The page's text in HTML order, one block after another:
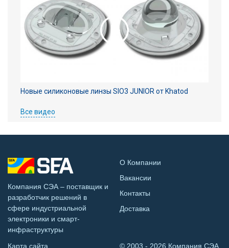
Новые силиконовые линзы SIO3 JUNIOR от Khatod
Все видео
Компания СЭА – поставщик и
разработчик решений в
сфере индустриальной
электроники и смарт-
инфраструктуры
О Компании
Вакансии
Контакты
Доставка
Карта сайта © 2003 - 2026 Компания СЭА